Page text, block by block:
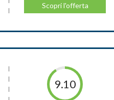
Scopri l'offerta
9.10